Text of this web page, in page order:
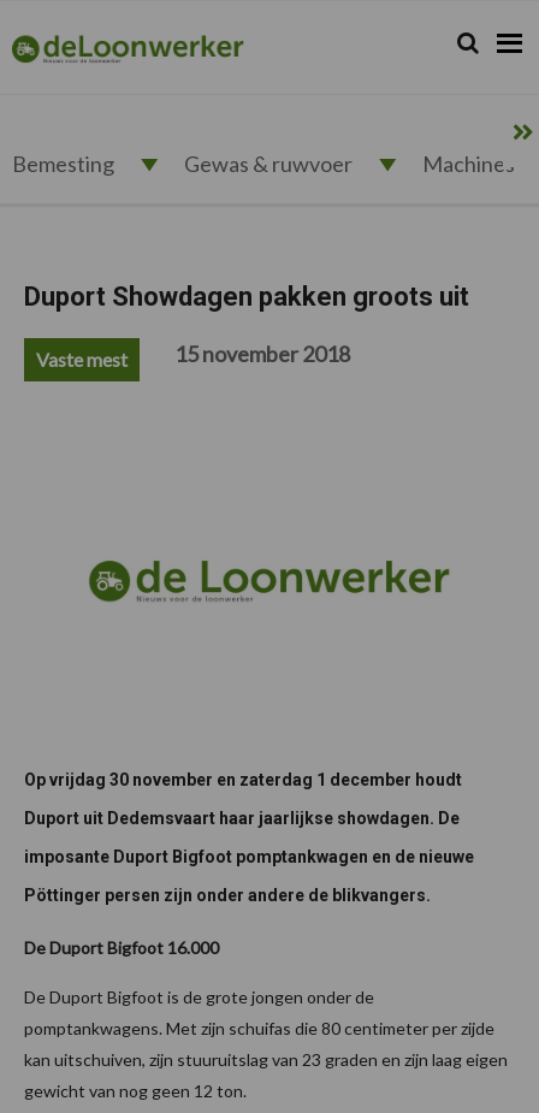
de
hoofdnavigatie
de
hoofd
de
eerste
de
voettekst
deloonwerker.nl Zoeken...
Zoek
Bemesting Gewas & ruwvoer Machines
Duport Showdagen pakken groots uit
Vaste mest 15 november 2018
Op vrijdag 30 november en zaterdag 1 december houdt
Duport uit Dedemsvaart haar jaarlijkse showdagen. De
imposante Duport Bigfoot pomptankwagen en de nieuwe
Pöttinger persen zijn onder andere de blikvangers.
De Duport Bigfoot 16.000
De Duport Bigfoot is de grote jongen onder de
pomptankwagens. Met zijn schuifas die 80 centimeter per zijde
kan uitschuiven, zijn stuuruitslag van 23 graden en zijn laag eigen
gewicht van nog geen 12 ton.